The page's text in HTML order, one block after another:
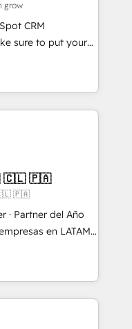
fix what others
in client
ready to
unified systems
grow
CRM
sure to put your
and think along
satisfied once
Sales & Service
data
Perfect
(e.g. MS
Exact, AFAS) We
in the SME sector
services and
user adoption is.
step-by-step
other. Together we
🇨🇱 🇵🇦
🇨🇱 🇵🇦
· Partner del Año
Tienen un
datos
de personas
el crecimiento,